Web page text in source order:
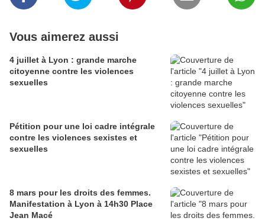
Vous aimerez aussi
4 juillet à Lyon : grande marche
citoyenne contre les violences
sexuelles
Pétition pour une loi cadre intégrale
contre les violences sexistes et
sexuelles
8 mars pour les droits des femmes.
Manifestation à Lyon à 14h30 Place
Jean Macé